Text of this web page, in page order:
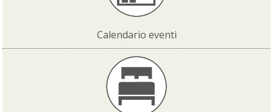
Calendario eventi